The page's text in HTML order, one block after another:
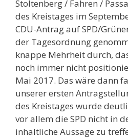
Stoltenberg / Fahren /
des Kreistages im
CDU-Antrag auf SPD/
der Tagesordnung
knappe Mehrheit durch,
noch immer nicht
Mai 2017. Das wäre dann
unserer ersten
des Kreistages wurde
vor allem die SPD nicht in
inhaltliche Aussage zu